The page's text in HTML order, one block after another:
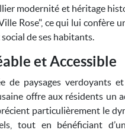
modernité et héritage
Rose", ce qui lui confère
de ses habitants.
et Accessible
de paysages verdoyants
offre aux résidents un
particulièrement le
tout en bénéficiant